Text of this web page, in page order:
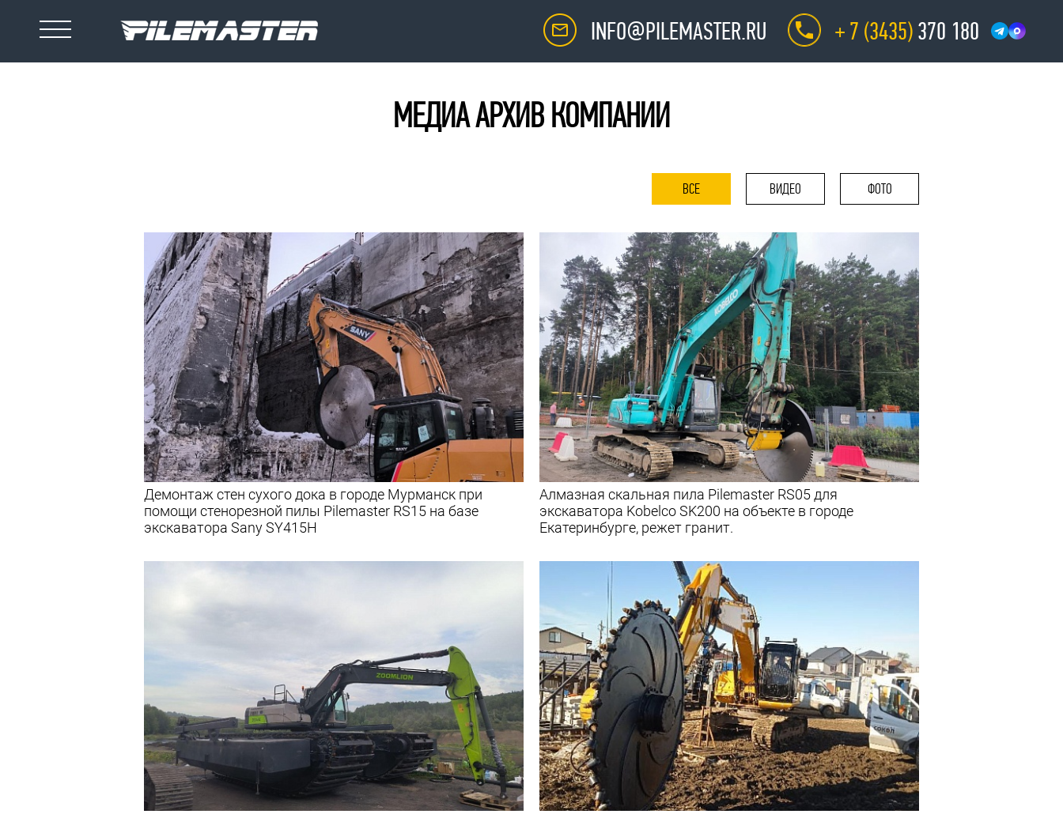
INFO@PILEMASTER.RU + 7 (3435)370 180
МЕДИА АРХИВ КОМПАНИИ
ФОТО
ВИДЕО
ВСЕ
Демонтаж стен сухого дока в городе Мурманск при
помощи стенорезной пилы Pilemaster RS15 на базе
экскаватора Sany SY415H
Алмазная скальная пила Pilemaster RS05 для
экскаватора Kobelco SK200 на объекте в городе
Екатеринбурге, режет гранит.